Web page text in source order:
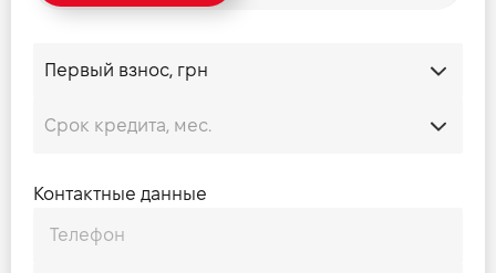
Прайс Range Rover Velar 2.0 P 250 SE
Контактные данные